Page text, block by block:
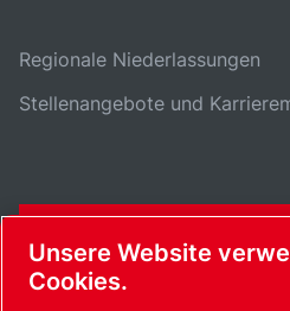
Regionale Niederlassungen
Stellenangebote und
Unsere Website
Cookies.